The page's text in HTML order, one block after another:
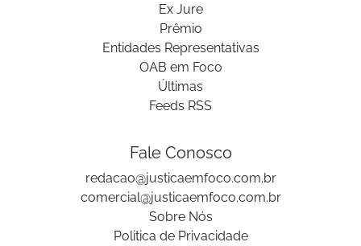
Ex Jure
Prêmio
Entidades Representativas
OAB em Foco
Últimas
Feeds RSS
Fale Conosco
redacao@justicaemfoco.com.br
comercial@justicaemfoco.com.br
Sobre Nós
Politica de Privacidade